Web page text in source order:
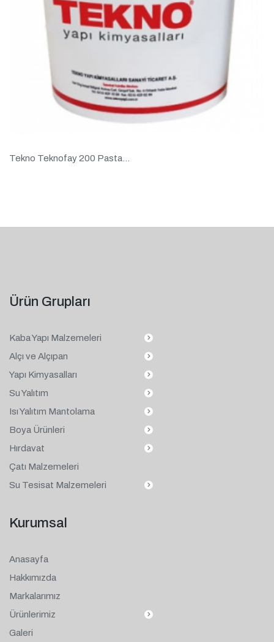
Tekno Teknofay 200 Pasta...
Ürün Grupları
Kaba Yapı Malzemeleri
Alçı ve Alçıpan
Yapı Kimyasalları
Su Yalıtım
Isı Yalıtım Mantolama
Boya Ürünleri
Hırdavat
Çatı Malzemeleri
Su Tesisat Malzemeleri
Kurumsal
Anasayfa
Hakkımızda
Markalarımız
Ürünlerimiz
Galeri